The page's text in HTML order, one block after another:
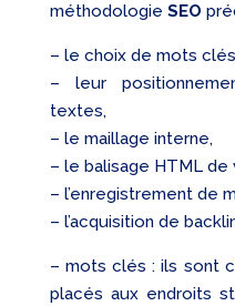
méthodologie SEO
– le choix de mots
– leur
textes,
– le maillage interne,
– le balisage HTML de
– l’enregistrement de
– l’acquisition de
– mots clés : ils sont
placés aux endroits